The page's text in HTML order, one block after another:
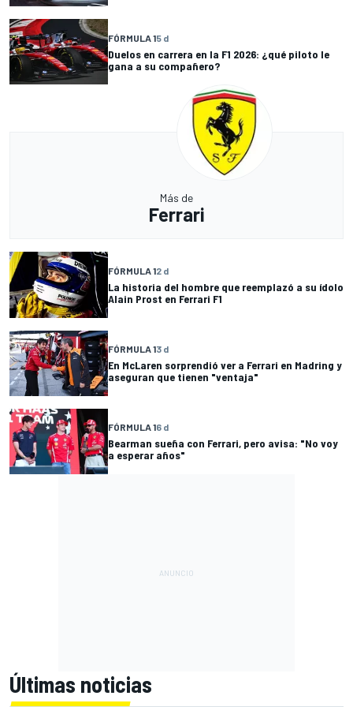
FÓRMULA 15 d
Duelos en carrera en la F1 2026: ¿qué piloto le
gana a su compañero?
Más de
Ferrari
FÓRMULA 12 d
La historia del hombre que reemplazó a su ídolo
Alain Prost en Ferrari F1
FÓRMULA 13 d
En McLaren sorprendió ver a Ferrari en Madring y
aseguran que tienen "ventaja"
FÓRMULA 16 d
Bearman sueña con Ferrari, pero avisa: "No voy
a esperar años"
Últimas noticias